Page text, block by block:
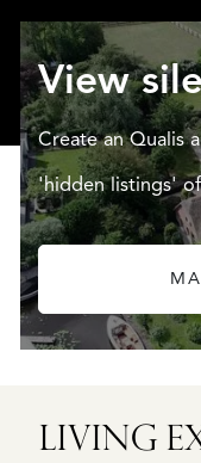
View
Create an Qualis
'hidden listings'
LIVING